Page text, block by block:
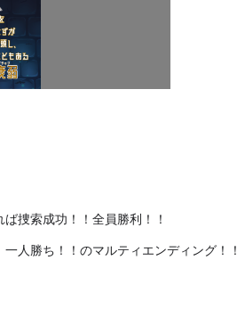
捜索成功！！全員勝利！！
人勝ち！！のマルティエンディング！！